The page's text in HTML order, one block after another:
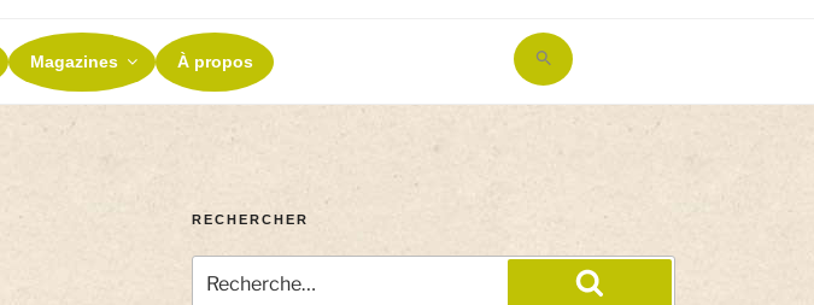
Magazines À propos
Search
for:
RECHERCHER